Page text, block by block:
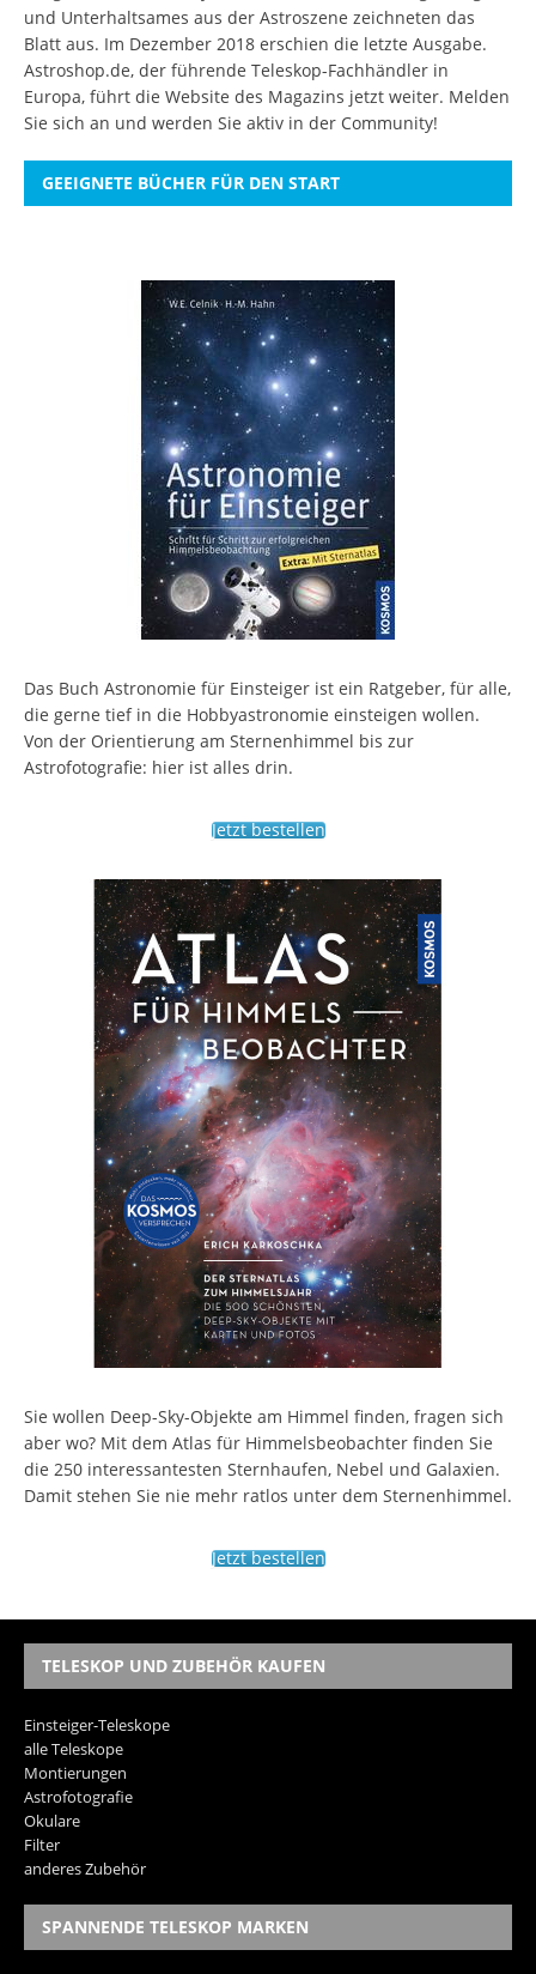
und Unterhaltsames aus der Astroszene zeichneten das
Blatt aus. Im Dezember 2018 erschien die letzte Ausgabe.
Astroshop.de, der führende Teleskop-Fachhändler in
Europa, führt die Website des Magazins jetzt weiter. Melden
Sie sich an und werden Sie aktiv in der Community!
GEEIGNETE BÜCHER FÜR DEN START
Das Buch Astronomie für Einsteiger ist ein Ratgeber, für alle,
die gerne tief in die Hobbyastronomie einsteigen wollen.
Von der Orientierung am Sternenhimmel bis zur
Astrofotografie: hier ist alles drin.
Jetzt bestellen
Sie wollen Deep-Sky-Objekte am Himmel finden, fragen sich
aber wo? Mit dem Atlas für Himmelsbeobachter finden Sie
die 250 interessantesten Sternhaufen, Nebel und Galaxien.
Damit stehen Sie nie mehr ratlos unter dem Sternenhimmel.
Jetzt bestellen
TELESKOP UND ZUBEHÖR KAUFEN
Einsteiger-Teleskope
alle Teleskope
Montierungen
Astrofotografie
Okulare
Filter
anderes Zubehör
SPANNENDE TELESKOP MARKEN